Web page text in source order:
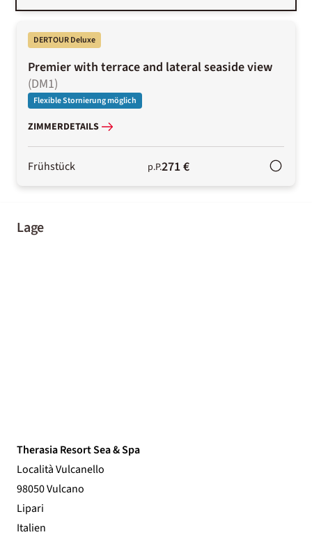
DERTOUR Deluxe
Premier with terrace and lateral seaside view
(DM1)
Flexible Stornierung möglich
ZIMMERDETAILS
Frühstück p.P.271 €
Lage
Therasia Resort Sea & Spa
Località Vulcanello
98050 Vulcano
Lipari
Italien